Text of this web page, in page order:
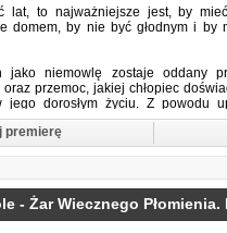
lat, to najważniejsze jest, by
domem, by nie być głodnym i
jako niemowlę zostaje oddany
przemoc, jakiej chłopiec
dorosłym życiu. Z powodu
decyduje się na terapię,
premierę
- Żar Wiecznego